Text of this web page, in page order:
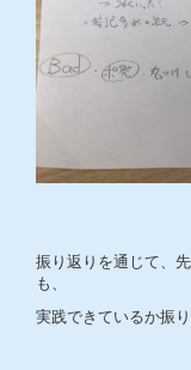
振り返りを通じて、
も、
実践できているか振り